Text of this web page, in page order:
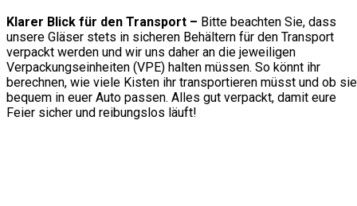
Klarer Blick für den Transport – Bitte beachten Sie, dass
unsere Gläser stets in sicheren Behältern für den Transport
verpackt werden und wir uns daher an die jeweiligen
Verpackungseinheiten (VPE) halten müssen. So könnt ihr
berechnen, wie viele Kisten ihr transportieren müsst und ob sie
bequem in euer Auto passen. Alles gut verpackt, damit eure
Feier sicher und reibungslos läuft!